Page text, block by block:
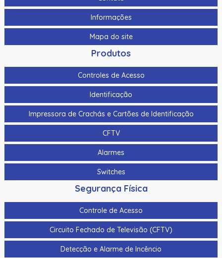
As-1153 | Assa Abloy | Botoeira Em Alumínio
Bat-7 | Assa Abloy | Bateria De Gel Selada
Ip66 P/ Ax Pro Ds-Pwa64-L-We
Botao De Saida Quebra Vidro Hikvision Ds-K7Peb/Green
Botao Panico Para Termnais Mobile Hikvision Ds-1530Hmi
Botoeira/Botao De Saida Aco Inoxidavel Hikvision Ds-
Botoeira/Botao De Saida Sem Toque Aco Inoxidavel
Hikvision Ds-K7P04 86X50X34Mm
Bts400 | Assa Abloy | Botoeira Tipo “No Touch”
Cabo Para Cameras Mobile 2 Metros Hikvision Ds-
Cabo Para Cameras Mobile 4 Metros Hikvision Ds-
Informações
Mapa do site
Produtos
Controles de Acesso
Identificação
Impressora de Crachás e Cartões de Identificação
CFTV
Alarmes
Switches
Segurança Física
Controle de Acesso
Circuito Fechado de Televisão (CFTV)
Detecção e Alarme de Incêncio